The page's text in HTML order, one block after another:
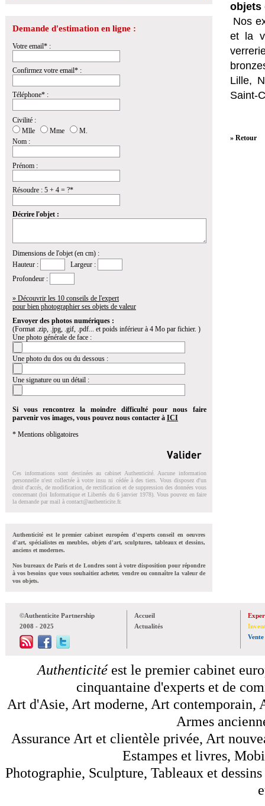
Demande d'estimation en ligne :
Votre email* :
Confirmez votre email* :
Téléphone* :
Civilité :
Mlle
Mme
M.
Nom :
Prénom :
Résoudre : 5 + 4 = ?*
Décrire l'objet :
Dimensions de l'objet (en cm) :
Hauteur :
Largeur :
Profondeur :
» Découvrir les 10 conseils de l'expert
pour bien photographier ses objets de valeur
Envoyer des photos numériques :
(Format .zip, .jpg, .gif, .pdf... et poids inférieur à 4 Mo par fichier. )
Une photo générale de face :
Une photo du dos ou du dessous :
Une signature ou un détail :
Si vous rencontrez la moindre difficulté pour nous faire
parvenir vos images, vous pouvez nous contacter à ICI
* Mentions obligatoires
Ces informations sont destinées au cabinet Authenticité. Aucune information
personnelle n'est collectée à votre insu ni cédée à des tiers. Vous disposez d'un
droit d'accés, de modification, de rectification et de suppression des données vous
concernant (loi Informatique et Libertés du 6 janvier 1978). Vous pouvez en faire
la demande par mail à contact@authenticite.fr.
Authenticité est le premier cabinet européen d'experts conseil en oeuvres
d'art, spécialistes en meubles, objets d'art, sculptures, tableaux et dessins,
anciens et modernes.
Nos bureaux de Paris et de Londres sont à votre disposition pour répondre
à vos besoins que vous souhaitiez acheter, vendre ou connaître la valeur de
vos objets.
objets
Nos
et la
Lille,
Saint-
» Retour
©Authenticite Partnership
2008 - 2025
Accueil
Actualités
Vente
Authenticitéest le premier cabinet
cinquantaine d'experts et de
Art d'Asie, Art moderne, Art contemporain,
Armes
Assurance Art et clientèle privée, Art
Estampes et livres,
Photographie, Sculpture, Tableaux et